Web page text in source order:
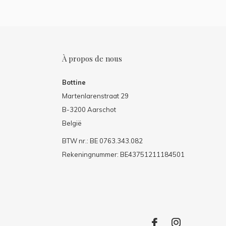
À propos de nous
Bottine
Martenlarenstraat 29
B-3200 Aarschot
België
BTW nr.: BE 0763.343.082
Rekeningnummer: BE43751211184501